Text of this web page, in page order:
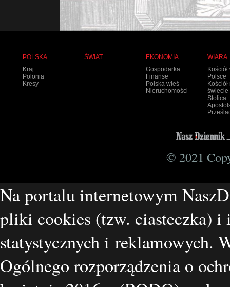
POLSKA
Kraj
Polonia
Kresy
ŚWIAT
EKONOMIA
Gospodarka
Finanse
Polska wieś
Nieruchomości
WIARA
Kościół
Polsce
Kościół
świecie
Stolica
© 2021
Na portalu internetowym
pliki cookies (tzw. ciasteczka)
statystycznych i reklamowych.
Ogólnego rozporządzenia o